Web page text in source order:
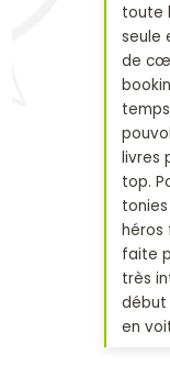
toute
seule
de
livres
top.
héros
faite
très
début
en